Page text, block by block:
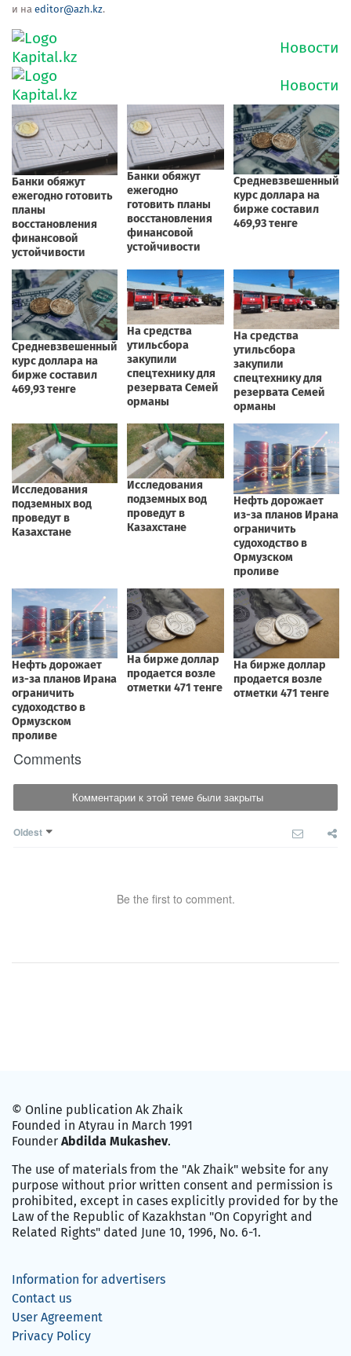
и на editor@azh.kz.
Comments
Комментарии к этой теме были закрыты
Oldest
Be the first to comment.
© Online publication Ak Zhaik
Founded in Atyrau in March 1991
Founder Abdilda Mukashev.
The use of materials from the "Ak Zhaik" website for any
purpose without prior written consent and permission is
prohibited, except in cases explicitly provided for by the
Law of the Republic of Kazakhstan "On Copyright and
Related Rights" dated June 10, 1996, No. 6-1.
Information for advertisers
Contact us
User Agreement
Privacy Policy